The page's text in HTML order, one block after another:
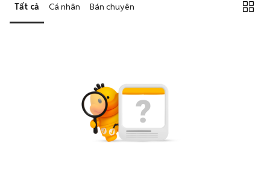
Tất cả Cá nhân Bán chuyên